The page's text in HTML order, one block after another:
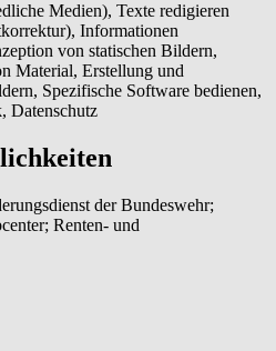
Medien), Texte redigieren
Informationen
von statischen Bildern,
Material, Erstellung und
Spezifische Software bedienen,
Datenschutz
der Bundeswehr;
Renten- und